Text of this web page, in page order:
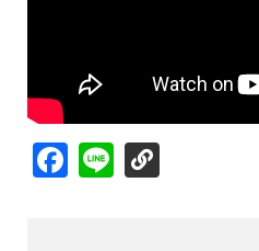
Facebook
Line